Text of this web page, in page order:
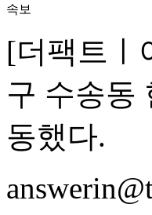
속보
[더팩트ㅣ
구 수송동
동했다.